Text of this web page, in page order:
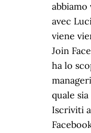
avec
viene
Join
ha lo
quale
Iscriviti